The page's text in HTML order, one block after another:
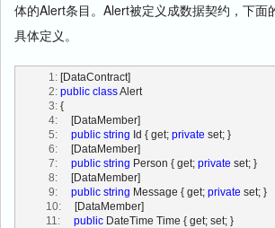
体的Alert条目。Alert被定义成数据契约，下面
具体定义。
   1:
[DataContract]
   2:
public class Alert
   3:
{
   4:
     [DataMember]
   5:
public string Id { get; private set; }
   6:
     [DataMember]
   7:
public string Person { get; private set; }
   8:
     [DataMember]
   9:
public string Message { get; private set; }
  10:
     [DataMember]
  11:
public DateTime Time { get; set; }